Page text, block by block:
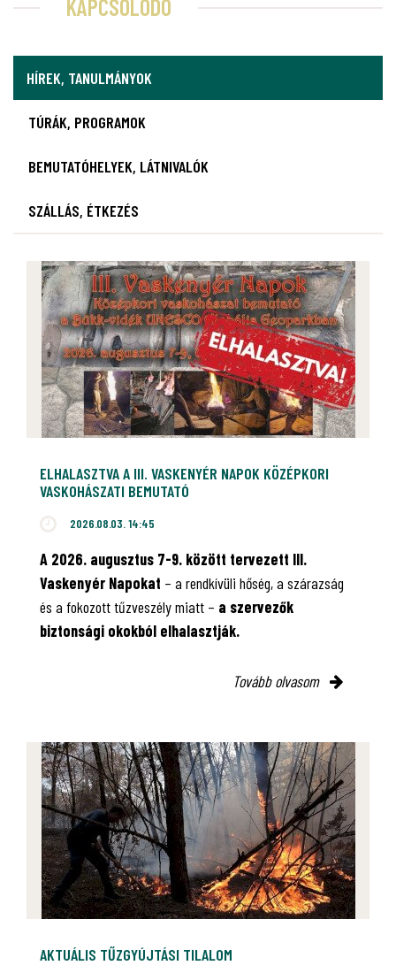
KAPCSOLÓDÓ
HÍREK, TANULMÁNYOK
TÚRÁK, PROGRAMOK
BEMUTATÓHELYEK, LÁTNIVALÓK
SZÁLLÁS, ÉTKEZÉS
ELHALASZTVA A III. VASKENYÉR NAPOK KÖZÉPKORI
VASKOHÁSZATI BEMUTATÓ
2026.08.03. 14:45
A 2026. augusztus 7-9. között tervezett III.
Vaskenyér Napokat – a rendkívüli hőség, a szárazság
és a fokozott tűzveszély miatt – a szervezők
biztonsági okokból elhalasztják.
Tovább olvasom
AKTUÁLIS TŰZGYÚJTÁSI TILALOM